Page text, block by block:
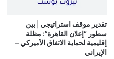
تقدير موقف استراتيجي | بين
سطور “إعلان القاهرة”: مظلة
إقليمية لحماية الاتفاق الأميركي –
الإيراني